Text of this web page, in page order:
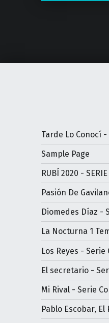
Tarde Lo Conocí
Sample Page
RUBÍ 2020 - SERIE
Pasión De
Diomedes Díaz -
La Nocturna 1
Los Reyes - Serie
El secretario -
Mi Rival - Serie
Pablo Escobar,